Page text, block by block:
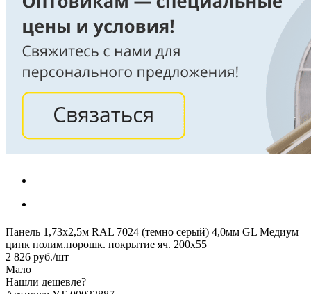
Панель 1,73х2,5м RAL 7024 (темно серый) 4,0мм GL Медиум
цинк полим.порошк. покрытие яч. 200х55
2 826 руб./шт
Мало
Нашли дешевле?